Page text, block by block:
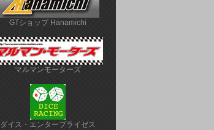
GTショップ Hanamichi
マルマンモーターズ
ダイス・エンタープライゼス